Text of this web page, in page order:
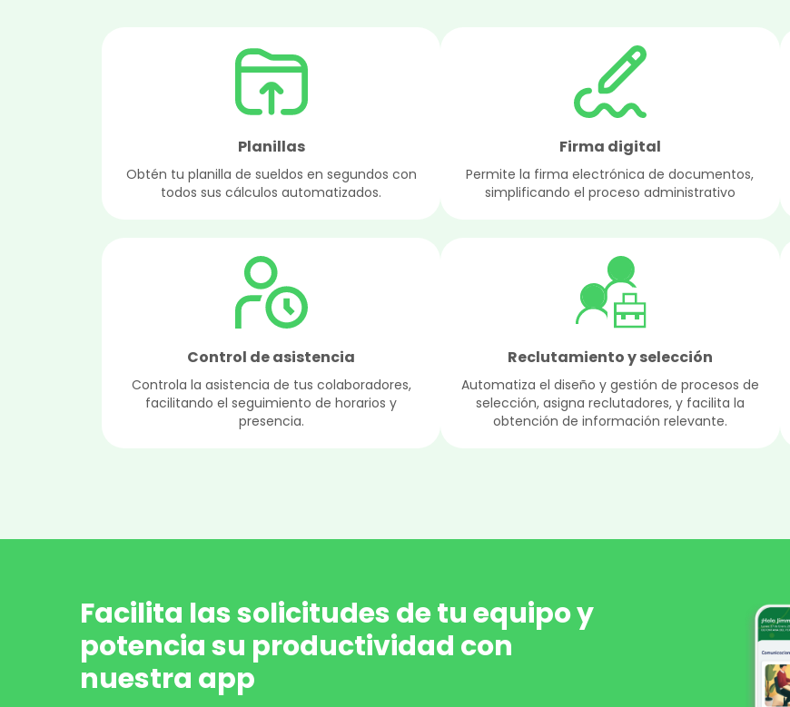
Planillas
Obtén tu planilla de sueldos en segundos con
todos sus cálculos automatizados.
Firma digital
Permite la firma electrónica de documentos,
simplificando el proceso administrativo
Control de asistencia
Controla la asistencia de tus colaboradores,
facilitando el seguimiento de horarios y
presencia.
Reclutamiento y selección
Automatiza el diseño y gestión de procesos de
selección, asigna reclutadores, y facilita la
obtención de información relevante.
Facilita las solicitudes de tu equipo y
potencia su productividad con
nuestra app